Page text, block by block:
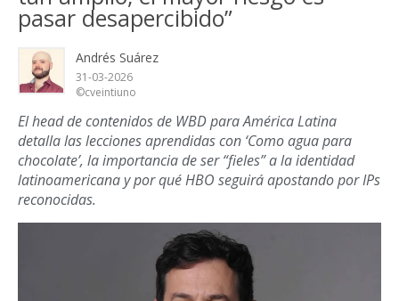
pasar desapercibido”
Andrés Suárez
31-03-2026
©cveintiuno
El head de contenidos de WBD para América Latina
detalla las lecciones aprendidas con ‘Como agua para
chocolate’, la importancia de ser “fieles” a la identidad
latinoamericana y por qué HBO seguirá apostando por IPs
reconocidas.